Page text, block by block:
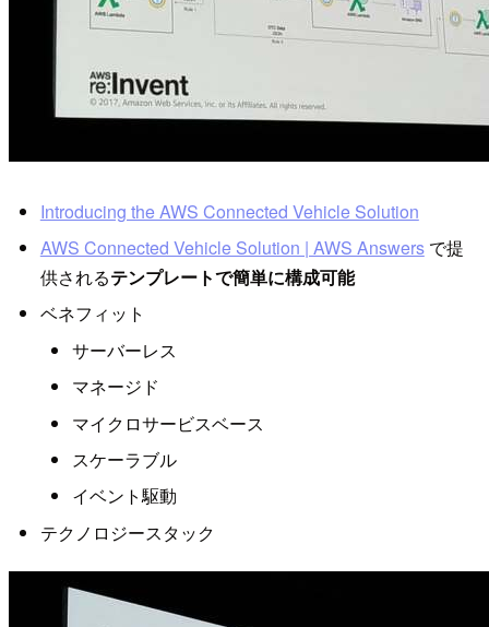
Introducing the AWS Connected Vehicle Solution
AWS Connected Vehicle Solution | AWS Answersで提
供されるテンプレートで簡単に構成可能
ベネフィット
サーバーレス
マネージド
マイクロサービスベース
スケーラブル
イベント駆動
テクノロジースタック